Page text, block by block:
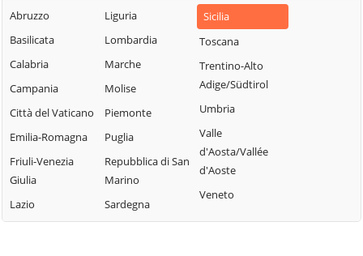
Campofelice di
Campofiorito
Casteldaccia
Femmine
Lascari
Lercara Friddi
Marineo
Mezzojuso
Misilmeri
Monreale
Montelepre
Montemaggiore
Belsito
Sclafani Bagni
Termini Imerese
Terrasini
Torretta
Trabia
Trappeto
Ustica
Valledolmo
Abruzzo
Basilicata
Calabria
Campania
Città del Vaticano
Emilia-Romagna
Friuli-Venezia
Giulia
Lazio
Liguria
Lombardia
Marche
Molise
Piemonte
Puglia
Repubblica di San
Marino
Sardegna
Sicilia
Toscana
Trentino-Alto
Adige/Südtirol
Umbria
Valle
d'Aosta/Vallée
d'Aoste
Veneto